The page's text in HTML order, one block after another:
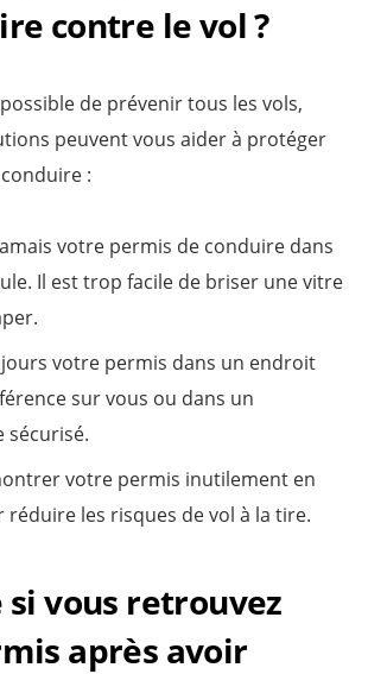
contre le vol ?
de prévenir tous les vols,
peuvent vous aider à protéger
:
votre permis de conduire dans
Il est trop facile de briser une vitre
votre permis dans un endroit
sur vous ou dans un
sécurisé.
votre permis inutilement en
réduire les risques de vol à la tire.
si vous retrouvez
après avoir